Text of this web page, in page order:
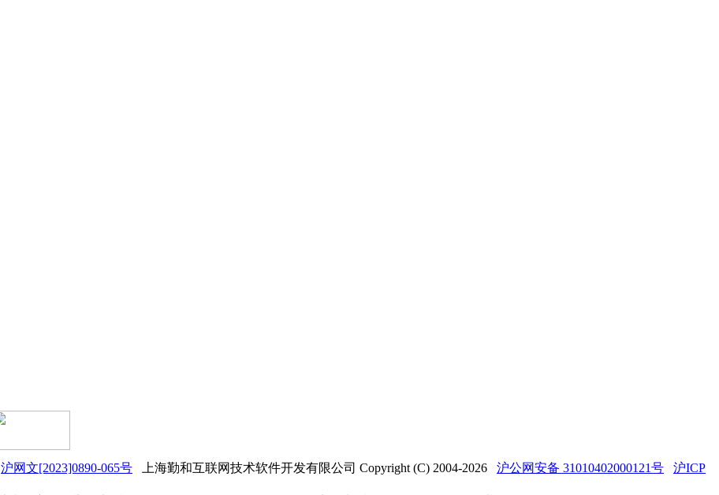
沪网文[2023]0890-065号 上海勤和互联网技术软件开发有限公司 Copyright (C) 2004-2026 沪公网安备 31010402000121号
沪ICP